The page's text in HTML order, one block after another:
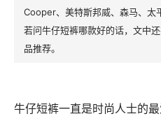
Cooper、美特斯邦威、森马、太
若问牛仔短裤哪款好的话，文中
品推荐。
牛仔短裤一直是时尚人士的